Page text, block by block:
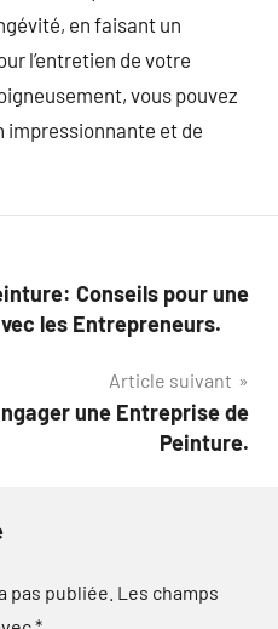
en faisant un
l’entretien de votre
vous pouvez
et de
Conseils pour une
les Entrepreneurs.
Article suivant
une Entreprise de
Peinture.
pas publiée. Les champs